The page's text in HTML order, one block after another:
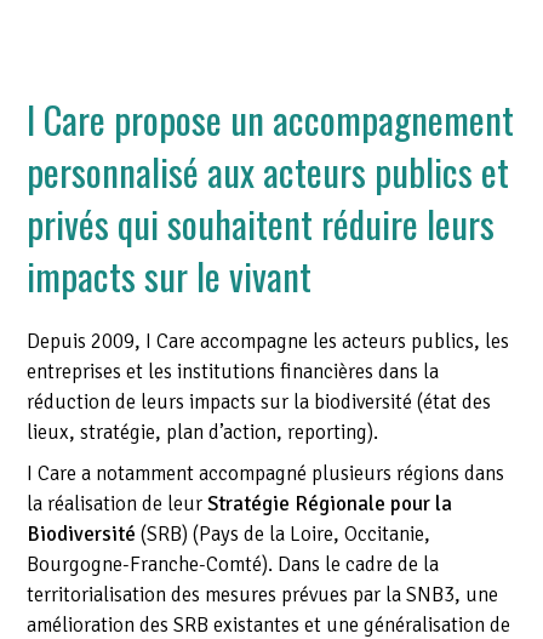
I Care propose un accompagnement
personnalisé aux acteurs publics et
privés qui souhaitent réduire leurs
impacts sur le vivant
Depuis 2009, I Care accompagne les acteurs publics, les
entreprises et les institutions financières dans la
réduction de leurs impacts sur la biodiversité (état des
lieux, stratégie, plan d’action, reporting).
I Care a notamment accompagné plusieurs régions dans
la réalisation de leurStratégie Régionale pour la
Biodiversité (SRB) (Pays de la Loire, Occitanie,
Bourgogne-Franche-Comté). Dans le cadre de la
territorialisation des mesures prévues par la SNB3, une
amélioration des SRB existantes et une généralisation de